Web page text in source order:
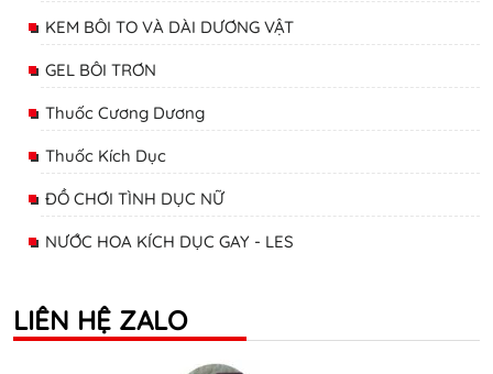
KEM BÔI TO VÀ DÀI DƯƠNG VẬT
GEL BÔI TRƠN
Thuốc Cương Dương
Thuốc Kích Dục
ĐỒ CHƠI TÌNH DỤC NỮ
NƯỚC HOA KÍCH DỤC GAY - LES
LIÊN HỆ ZALO